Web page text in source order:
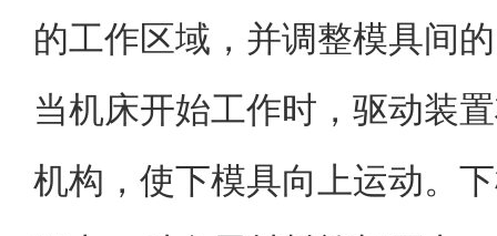
的工作区域，并调整模具间
当机床开始工作时，驱动装
机构，使下模具向上运动。